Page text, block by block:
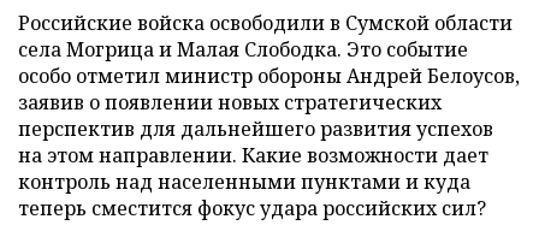
Российские войска освободили в Сумской области
села Могрица и Малая Слободка. Это событие
особо отметил министр обороны Андрей Белоусов,
заявив о появлении новых стратегических
перспектив для дальнейшего развития успехов
на этом направлении. Какие возможности дает
контроль над населенными пунктами и куда
теперь сместится фокус удара российских сил?